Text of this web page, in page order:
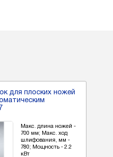
для плоских ножей
Макс. длина ножей -
700 мм; Макс. ход
шлифования, мм -
780; Мощность - 2.2
кВт